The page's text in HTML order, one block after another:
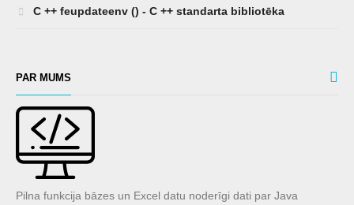
C ++ feupdateenv () - C ++ standarta bibliotēka
PAR MUMS
Pilna funkcija bāzes un Excel datu noderīgi dati par Java